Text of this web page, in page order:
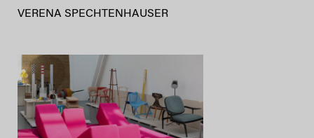
VERENA SPECHTENHAUSER